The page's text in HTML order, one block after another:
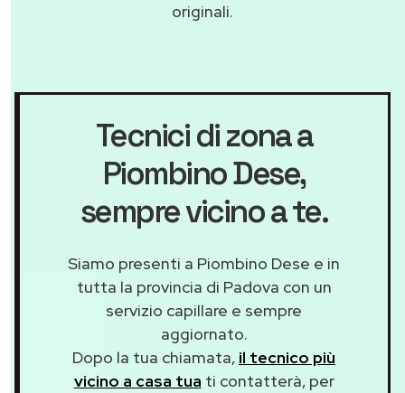
originali.
Tecnici di zona a
Piombino Dese,
sempre vicino a te.
Siamo presenti a Piombino Dese e in
tutta la provincia di Padova con un
servizio capillare e sempre
aggiornato.
Dopo la tua chiamata, il tecnico più
vicino a casa tua ti contatterà, per